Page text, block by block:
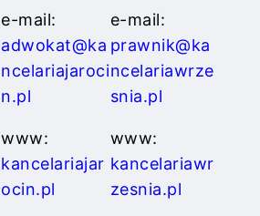
e-mail:
adwokat@ka
ncelariajaroci
n.pl
www:
kancelariajar
ocin.pl
e-mail:
prawnik@ka
ncelariawrze
snia.pl
www:
kancelariawr
zesnia.pl